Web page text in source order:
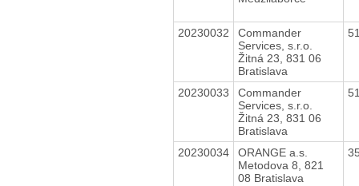
20230032
Commander
Services, s.r.o.
Žitná 23, 831 06
Bratislava
20230033
Commander
Services, s.r.o.
Žitná 23, 831 06
Bratislava
20230034
ORANGE a.s.
Metodova 8, 821
08 Bratislava